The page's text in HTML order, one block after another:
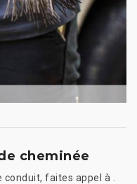
cheminée
faites appel à .